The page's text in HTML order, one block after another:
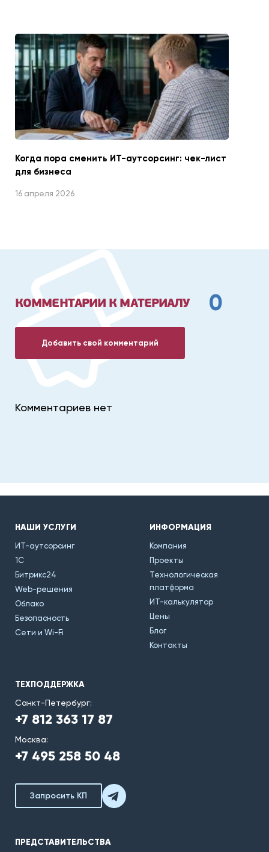
Когда пора сменить ИТ-аутсорсинг: чек-лист
для бизнеса
16 апреля 2026
КОММЕНТАРИИ К МАТЕРИАЛУ 0
Добавить свой комментарий
Комментариев нет
НАШИ УСЛУГИ
ИТ-аутсорсинг
1С
Битрикс24
Web-решения
Облако
Безопасность
Сети и Wi-Fi
ИНФОРМАЦИЯ
Компания
Проекты
Технологическая
платформа
ИТ-калькулятор
Цены
Блог
Контакты
ТЕХПОДДЕРЖКА
Санкт-Петербург:
+7 812 363 17 87
Москва:
+7 495 258 50 48
Запросить КП
ПРЕДСТАВИТЕЛЬСТВА